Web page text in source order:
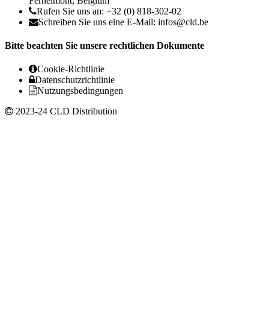
Rufen Sie uns an: +32 (0) 818-302-02
Schreiben Sie uns eine E-Mail: infos@cld.be
Bitte beachten Sie unsere rechtlichen Dokumente
Cookie-Richtlinie
Datenschutzrichtlinie
Nutzungsbedingungen
2023-24 CLD Distribution